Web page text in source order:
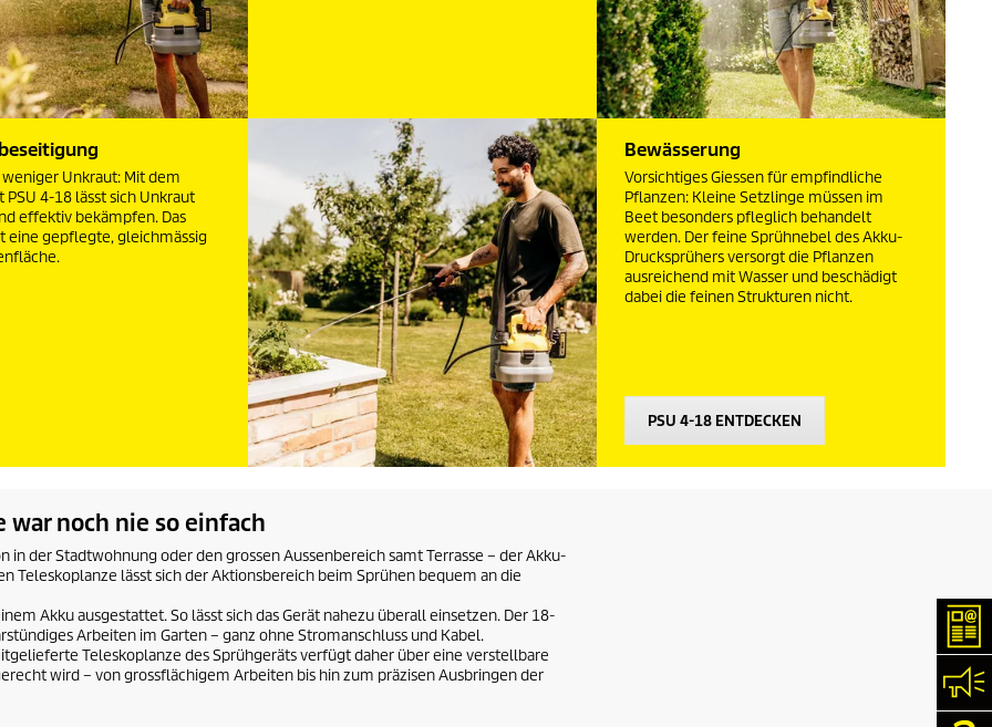
weniger Unkraut: Mit dem
PSU 4-18 lässt sich Unkraut
effektiv bekämpfen. Das
eine gepflegte, gleichmässig
Bewässerung
Vorsichtiges Giessen für empfindliche
Pflanzen: Kleine Setzlinge müssen im
Beet besonders pfleglich behandelt
werden. Der feine Sprühnebel des Akku-
Drucksprühers versorgt die Pflanzen
ausreichend mit Wasser und beschädigt
dabei die feinen Strukturen nicht.
PSU 4-18 ENTDECKEN
noch nie so einfach
der Stadtwohnung oder den grossen Aussenbereich samt Terrasse – der Akku-
Teleskoplanze lässt sich der Aktionsbereich beim Sprühen bequem an die
Akku ausgestattet. So lässt sich das Gerät nahezu überall einsetzen. Der 18-
Arbeiten im Garten – ganz ohne Stromanschluss und Kabel.
Teleskoplanze des Sprühgeräts verfügt daher über eine verstellbare
wird – von grossflächigem Arbeiten bis hin zum präzisen Ausbringen der